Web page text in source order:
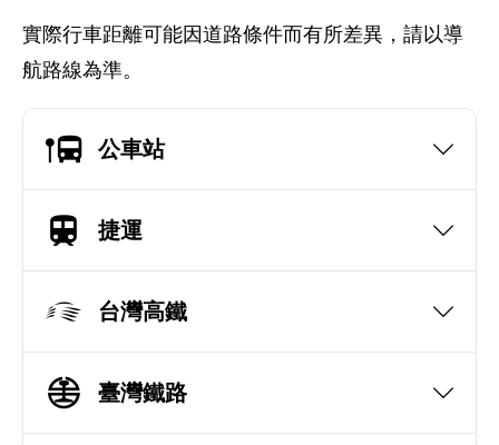
實際行車距離可能因道路條件而有所差異，請以導
航路線為準。
公車站
捷運
台灣高鐵
臺灣鐵路